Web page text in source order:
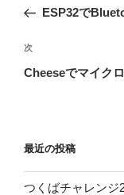
ナ
ビ
ゲ
ン
去
投
ESP32で
次
の
次
Cheeseでマイク
最近の投稿
つくばチャレンジ